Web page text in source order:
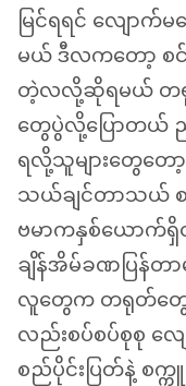
မြင်ရရင် လျောက်
မယ် ဒီလကတော့ စ
တဲ့လလို့ဆိုရမယ် တ
တွေပွဲလို့​ပြောတယ်
ရလို့သူများတွေတ
သယ်ချင်တာသယ် စာ
ဗမာကနှစ်ယောက်
ချိန်အိမ်ခဏပြန်တာ
လူတွေက တရုတ်တွေ
လည်းစပ်စပ်စုစု လျ
စည်ပိုင်းပြတ်နဲ့ စ